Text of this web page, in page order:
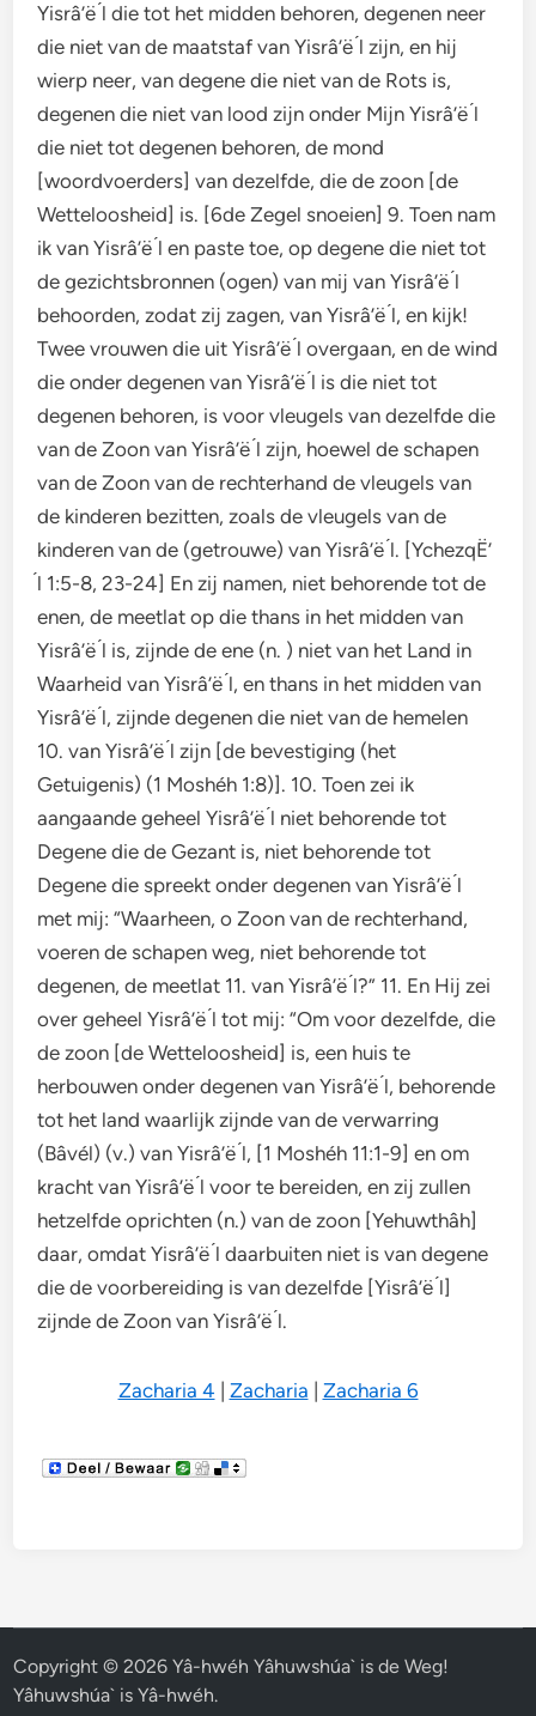
Yisrâ’ë ́l die tot het midden behoren, degenen neer
die niet van de maatstaf van Yisrâ’ë ́l zijn, en hij
wierp neer, van degene die niet van de Rots is,
degenen die niet van lood zijn onder Mijn Yisrâ’ë ́l
die niet tot degenen behoren, de mond
[woordvoerders] van dezelfde, die de zoon [de
Wetteloosheid] is. [6de Zegel snoeien] 9. Toen nam
ik van Yisrâ’ë ́l en paste toe, op degene die niet tot
de gezichtsbronnen (ogen) van mij van Yisrâ’ë ́l
behoorden, zodat zij zagen, van Yisrâ’ë ́l, en kijk!
Twee vrouwen die uit Yisrâ’ë ́l overgaan, en de wind
die onder degenen van Yisrâ’ë ́l is die niet tot
degenen behoren, is voor vleugels van dezelfde die
van de Zoon van Yisrâ’ë ́l zijn, hoewel de schapen
van de Zoon van de rechterhand de vleugels van
de kinderen bezitten, zoals de vleugels van de
kinderen van de (getrouwe) van Yisrâ’ë ́l. [YchezqË’
́l 1:5-8, 23-24] En zij namen, niet behorende tot de
enen, de meetlat op die thans in het midden van
Yisrâ’ë ́l is, zijnde de ene (n. ) niet van het Land in
Waarheid van Yisrâ’ë ́l, en thans in het midden van
Yisrâ’ë ́l, zijnde degenen die niet van de hemelen
10. van Yisrâ’ë ́l zijn [de bevestiging (het
Getuigenis) (1 Moshéh 1:8)]. 10. Toen zei ik
aangaande geheel Yisrâ’ë ́l niet behorende tot
Degene die de Gezant is, niet behorende tot
Degene die spreekt onder degenen van Yisrâ’ë ́l
met mij: “Waarheen, o Zoon van de rechterhand,
voeren de schapen weg, niet behorende tot
degenen, de meetlat 11. van Yisrâ’ë ́l?” 11. En Hij zei
over geheel Yisrâ’ë ́l tot mij: “Om voor dezelfde, die
de zoon [de Wetteloosheid] is, een huis te
herbouwen onder degenen van Yisrâ’ë ́l, behorende
tot het land waarlijk zijnde van de verwarring
(Bâvél) (v.) van Yisrâ’ë ́l, [1 Moshéh 11:1-9] en om
kracht van Yisrâ’ë ́l voor te bereiden, en zij zullen
hetzelfde oprichten (n.) van de zoon [Yehuwthâh]
daar, omdat Yisrâ’ë ́l daarbuiten niet is van degene
die de voorbereiding is van dezelfde [Yisrâ’ë ́l]
zijnde de Zoon van Yisrâ’ë ́l.
Zacharia 4 Zacharia Zacharia 6
Copyright © 2026Yâ-hwéh Yâhuwshúa` is de Weg!
Yâhuwshúa` is Yâ-hwéh.